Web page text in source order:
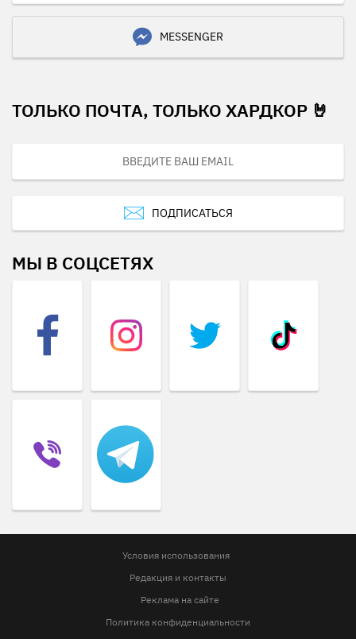
MESSENGER
ТОЛЬКО ПОЧТА, ТОЛЬКО ХАРДКОР 🤘
ПОДПИСАТЬСЯ
МЫ В СОЦСЕТЯХ
Условия использования
Редакция и контакты
Реклама на сайте
Политика конфиденциальности